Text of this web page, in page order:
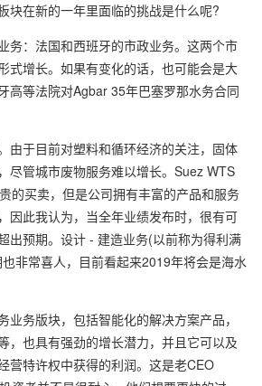
块在新的一年里面临的挑战是什么呢?
务：法国和西班牙的市政业务。这两个市
式增长。如果有变化的话，也可能会是大
高等法院对Agbar 35年巴塞罗那水务合同
由于目前对塑料和循环经济的关注，固体
尽管城市废物服务难以增长。Suez WTS
的买卖，但是公司拥有丰富的产品和服务
因此我认为，当全年业绩发布时，很有可
出预期。设计 - 建造业务(以前称为得利满
非常喜人，目前看起来2019年将会是海水
业务版块，包括智能化的解决方案产品，
，也具有强劲的增长潜力，并且它可以及
营特许权中获得的利润。这是老CEO